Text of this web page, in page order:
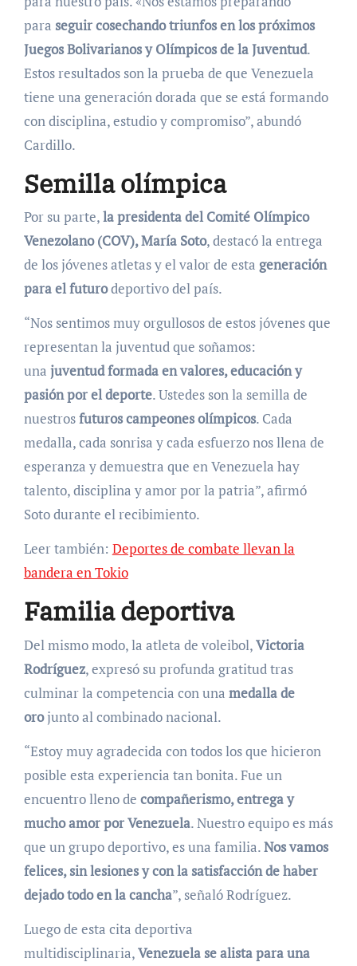
para seguir cosechando triunfos en los próximos
Juegos Bolivarianos y Olímpicos de la Juventud.
Estos resultados son la prueba de que Venezuela
tiene una generación dorada que se está formando
con disciplina, estudio y compromiso”, abundó
Cardillo.
Semilla olímpica
Por su parte,la presidenta del Comité Olímpico
Venezolano (COV), María Soto, destacó la entrega
de los jóvenes atletas y el valor de esta generación
para el futurodeportivo del país.
“Nos sentimos muy orgullosos de estos jóvenes que
representan la juventud que soñamos:
una juventud formada en valores, educación y
pasión por el deporte. Ustedes son la semilla de
nuestrosfuturos campeones olímpicos. Cada
medalla, cada sonrisa y cada esfuerzo nos llena de
esperanza y demuestra que en Venezuela hay
talento, disciplina y amor por la patria”, afirmó
Soto durante el recibimiento.
Leer también: Deportes de combate llevan la
bandera en Tokio
Familia deportiva
Del mismo modo, la atleta de voleibol,Victoria
Rodríguez, expresó su profunda gratitud tras
culminar la competencia con una medalla de
orojunto al combinado nacional.
“Estoy muy agradecida con todos los que hicieron
posible esta experiencia tan bonita. Fue un
encuentro lleno de compañerismo, entrega y
mucho amor por Venezuela. Nuestro equipo es más
que un grupo deportivo, es una familia.Nos vamos
felices, sin lesiones y con la satisfacción de haber
dejado todo en la cancha”, señaló Rodríguez.
Luego de esta cita deportiva
multidisciplinaria,Venezuela se alista para una